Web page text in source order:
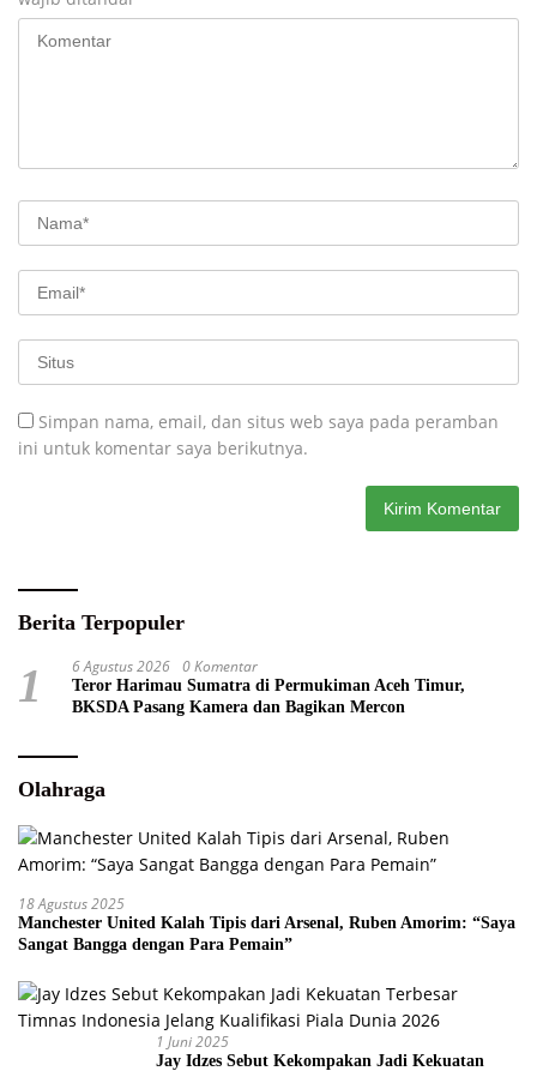
Simpan nama, email, dan situs web saya pada peramban
ini untuk komentar saya berikutnya.
Berita Terpopuler
1 6 Agustus 2026 0 Komentar
Teror Harimau Sumatra di Permukiman Aceh Timur,
BKSDA Pasang Kamera dan Bagikan Mercon
Olahraga
18 Agustus 2025
Manchester United Kalah Tipis dari Arsenal, Ruben Amorim: “Saya
Sangat Bangga dengan Para Pemain”
1 Juni 2025
Jay Idzes Sebut Kekompakan Jadi Kekuatan